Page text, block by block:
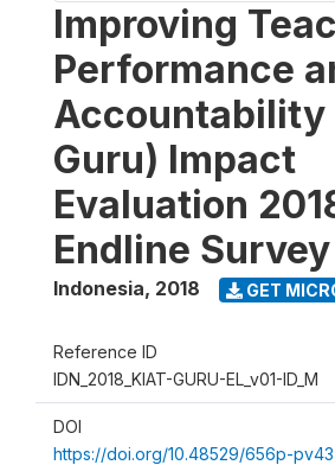
Improving
Performance
Accountability
Guru) Impact
Evaluation
Endline Survey
Indonesia, 2018 GET
Reference ID
IDN_2018_KIAT-GURU-EL_v01-ID_M
DOI
https://doi.org/10.48529/656p-pv43